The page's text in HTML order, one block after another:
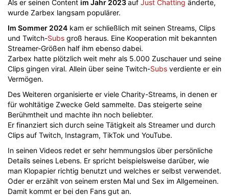
Als er seinen Content im Jahr 2023auf Just Chatting änderte,
wurde Zarbex langsam populärer.
Im Sommer 2024 kam er schließlich mit seinen Streams, Clips
und Twitch-Subs groß heraus. Eine Kooperation mit bekannten
Streamer-Größen half ihm ebenso dabei.
Zarbex hatte plötzlich weit mehr als 5.000 Zuschauer und seine
Clips gingen viral. Allein über seine Twitch-Subs verdiente er ein
Vermögen.
Des Weiteren organisierte er viele Charity-Streams, in denen er
für wohltätige Zwecke Geld sammelte. Das steigerte seine
Berühmtheit und machte ihn noch beliebter.
Er finanziert sich durch seine Tätigkeit als Streamer und durch
Clips auf Twitch, Instagram, TikTok und YouTube.
In seinen Videos redet er sehr hemmungslos über persönliche
Details seines Lebens. Er spricht beispielsweise darüber, wie
man Klopapier richtig benutzt und welches er selbst verwendet.
Oder er erzählt von seinem ersten Mal und Sex im Allgemeinen.
Damit kommt er bei den Fans gut an.